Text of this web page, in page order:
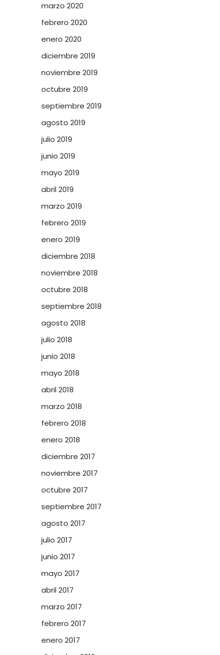
marzo 2020
febrero 2020
enero 2020
diciembre 2019
noviembre 2019
octubre 2019
septiembre 2019
agosto 2019
julio 2019
junio 2019
mayo 2019
abril 2019
marzo 2019
febrero 2019
enero 2019
diciembre 2018
noviembre 2018
octubre 2018
septiembre 2018
agosto 2018
julio 2018
junio 2018
mayo 2018
abril 2018
marzo 2018
febrero 2018
enero 2018
diciembre 2017
noviembre 2017
octubre 2017
septiembre 2017
agosto 2017
julio 2017
junio 2017
mayo 2017
abril 2017
marzo 2017
febrero 2017
enero 2017